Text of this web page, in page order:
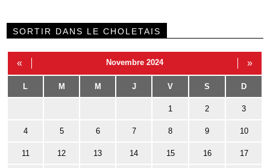
SORTIR DANS LE CHOLETAIS
« Novembre 2024 »
L M M J V S D
1 2 3
4 5 6 7 8 9 10
11 12 13 14 15 16 17